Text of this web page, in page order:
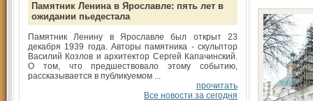
Памятник Ленина в Ярославле: пять лет в
ожидании пьедестала
Памятник Ленину в Ярославле был открыт 23
декабря 1939 года. Авторы памятника - скульптор
Василий Козлов и архитектор Сергей Капачинский.
О том, что предшествовало этому событию,
рассказывается в публикуемом ...
прочитать
Все новости за сегодня